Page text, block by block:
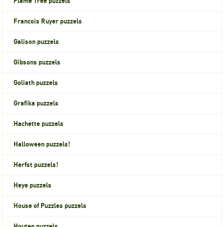
Francois Ruyer puzzels
Galison puzzels
Gibsons puzzels
Goliath puzzels
Grafika puzzels
Hachette puzzels
Halloween puzzels!
Herfst puzzels!
Heye puzzels
House of Puzzles puzzels